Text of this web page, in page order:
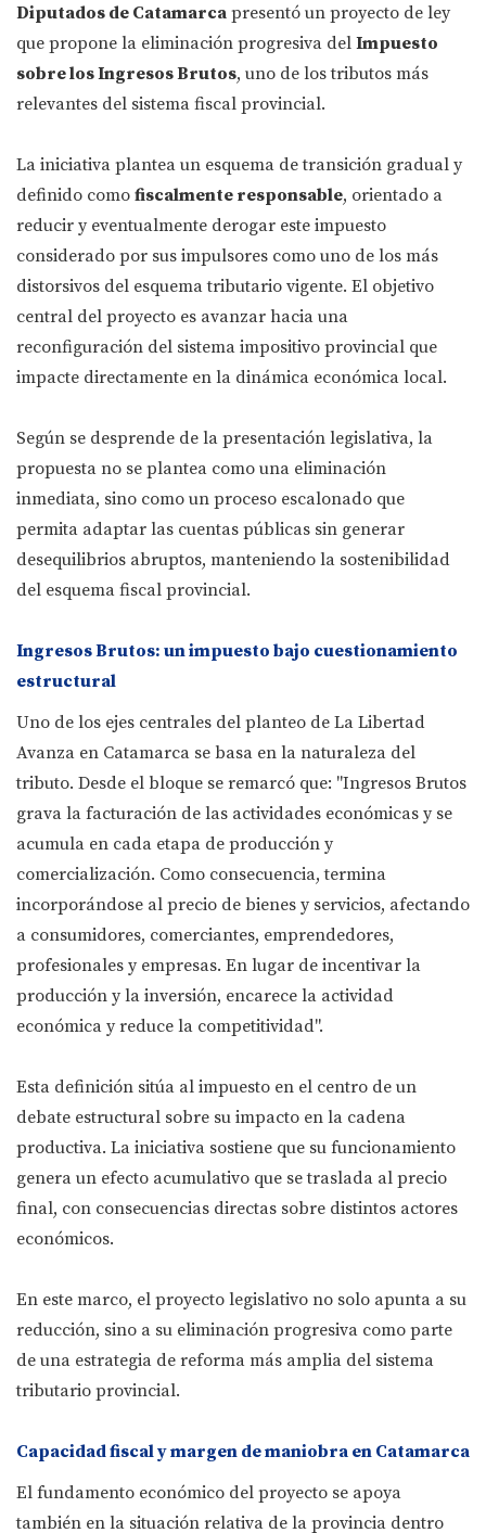
Diputados de Catamarca presentó un proyecto de ley
que propone la eliminación progresiva del Impuesto
sobre los Ingresos Brutos, uno de los tributos más
relevantes del sistema fiscal provincial.
La iniciativa plantea un esquema de transición gradual y
definido como fiscalmente responsable, orientado a
reducir y eventualmente derogar este impuesto
considerado por sus impulsores como uno de los más
distorsivos del esquema tributario vigente. El objetivo
central del proyecto es avanzar hacia una
reconfiguración del sistema impositivo provincial que
impacte directamente en la dinámica económica local.
Según se desprende de la presentación legislativa, la
propuesta no se plantea como una eliminación
inmediata, sino como un proceso escalonado que
permita adaptar las cuentas públicas sin generar
desequilibrios abruptos, manteniendo la sostenibilidad
del esquema fiscal provincial.
Ingresos Brutos: un impuesto bajo cuestionamiento
estructural
Uno de los ejes centrales del planteo de La Libertad
Avanza en Catamarca se basa en la naturaleza del
tributo. Desde el bloque se remarcó que: "Ingresos Brutos
grava la facturación de las actividades económicas y se
acumula en cada etapa de producción y
comercialización. Como consecuencia, termina
incorporándose al precio de bienes y servicios, afectando
a consumidores, comerciantes, emprendedores,
profesionales y empresas. En lugar de incentivar la
producción y la inversión, encarece la actividad
económica y reduce la competitividad".
Esta definición sitúa al impuesto en el centro de un
debate estructural sobre su impacto en la cadena
productiva. La iniciativa sostiene que su funcionamiento
genera un efecto acumulativo que se traslada al precio
final, con consecuencias directas sobre distintos actores
económicos.
En este marco, el proyecto legislativo no solo apunta a su
reducción, sino a su eliminación progresiva como parte
de una estrategia de reforma más amplia del sistema
tributario provincial.
Capacidad fiscal y margen de maniobra en Catamarca
El fundamento económico del proyecto se apoya
también en la situación relativa de la provincia dentro